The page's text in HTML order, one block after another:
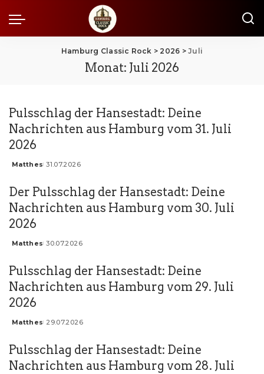
Hamburg Classic Rock > 2026 >Juli
Monat: Juli 2026
Pulsschlag der Hansestadt: Deine
Nachrichten aus Hamburg vom 31. Juli
2026
Posted
Matthes 31.07.2026
Der Pulsschlag der Hansestadt: Deine
Nachrichten aus Hamburg vom 30. Juli
2026
Posted
Matthes 30.07.2026
Pulsschlag der Hansestadt: Deine
Nachrichten aus Hamburg vom 29. Juli
2026
Posted
Matthes 29.07.2026
Pulsschlag der Hansestadt: Deine
Nachrichten aus Hamburg vom 28. Juli